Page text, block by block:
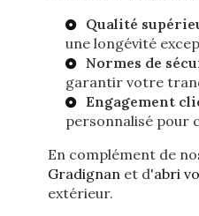
Qualité
une longévité
Normes de
garantir votre
Engagement
personnalisé pour
En complément de
Gradignan et d'abri
extérieur.